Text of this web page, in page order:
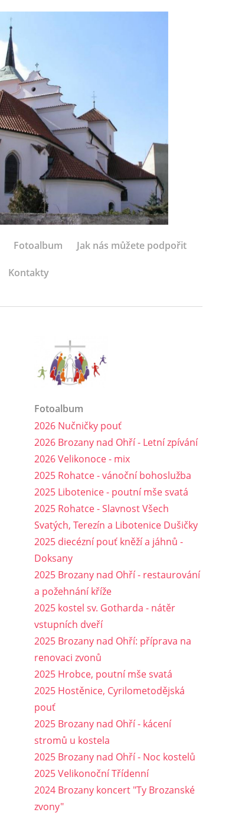
Fotoalbum Jak nás můžete podpořit
Kontakty
Fotoalbum
2026 Nučničky pouť
2026 Brozany nad Ohří - Letní zpívání
2026 Velikonoce - mix
2025 Rohatce - vánoční bohoslužba
2025 Libotenice - poutní mše svatá
2025 Rohatce - Slavnost Všech
Svatých, Terezín a Libotenice Dušičky
2025 diecézní pouť kněží a jáhnů -
Doksany
2025 Brozany nad Ohří - restaurování
a požehnání kříže
2025 kostel sv. Gotharda - nátěr
vstupních dveří
2025 Brozany nad Ohří: příprava na
renovaci zvonů
2025 Hrobce, poutní mše svatá
2025 Hostěnice, Cyrilometodějská
pouť
2025 Brozany nad Ohří - kácení
stromů u kostela
2025 Brozany nad Ohří - Noc kostelů
2025 Velikonoční Třídenní
2024 Brozany koncert "Ty Brozanské
zvony"